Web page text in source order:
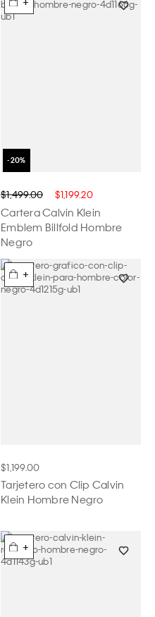
$1,499.00 $1,199.20
Cartera Calvin Klein
Emblem Billfold Hombre
Negro
+
$1,199.00
Tarjetero con Clip Calvin
Klein Hombre Negro
+